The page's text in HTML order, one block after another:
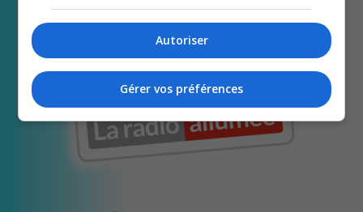
Autoriser
Gérer vos préférences